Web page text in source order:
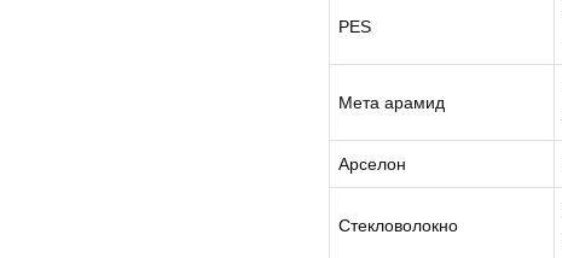
PES
Мета арамид
Арселон
Стекловолокно